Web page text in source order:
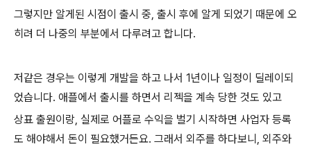
그렇지만 알게된 시점이 출시 중, 출시 후에 알게 되었기 때문에 오
히려 더 나중의 부분에서 다루려고 합니다.
저같은 경우는 이렇게 개발을 하고 나서 1년이나 일정이 딜레이되
었습니다. 애플에서 출시를 하면서 리젝을 계속 당한 것도 있고
상표 출원이랑, 실제로 어플로 수익을 벌기 시작하면 사업자 등록
도 해야해서 돈이 필요했거든요. 그래서 외주를 하다보니, 외주와